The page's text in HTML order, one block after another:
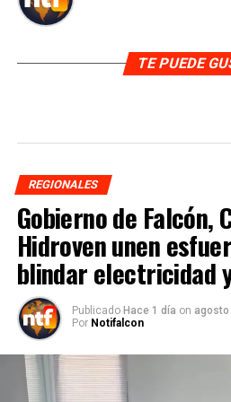
TE PUEDE
REGIONALES
Gobierno de Falcón,
Hidroven unen
blindar electricidad
Publicado Hace 1 día on agosto
Por Notifalcon